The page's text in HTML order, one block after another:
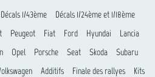
Décals 1/43ème
Décals 1/24ème et 1/18ème
Peugeot Fiat Ford Hyundai
Lancia
Opel Porsche Seat Skoda
Subaru
Additifs Finale des rallyes
Kits